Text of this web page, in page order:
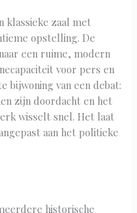
klassieke zaal met
opstelling. De
een ruime, modern
voor pers en
bijwoning van een debat:
zijn doordacht en het
wisselt snel. Het laat
aan het politieke
historische